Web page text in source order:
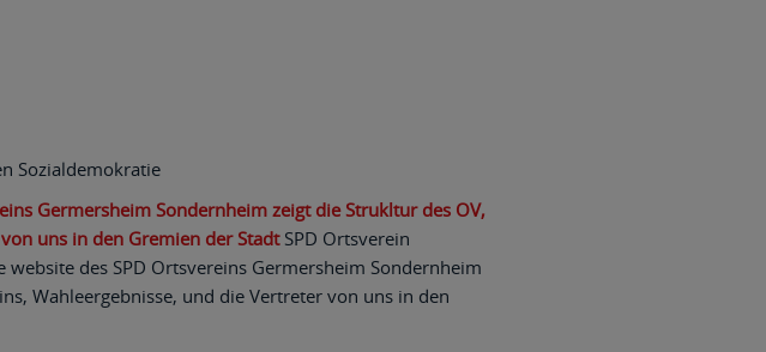
Sozialdemokratie
Germersheim Sondernheim zeigt die Strukltur des OV,
uns in den Gremien der StadtSPD Ortsverein
des SPD Ortsvereins Germersheim Sondernheim
Wahleergebnisse, und die Vertreter von uns in den